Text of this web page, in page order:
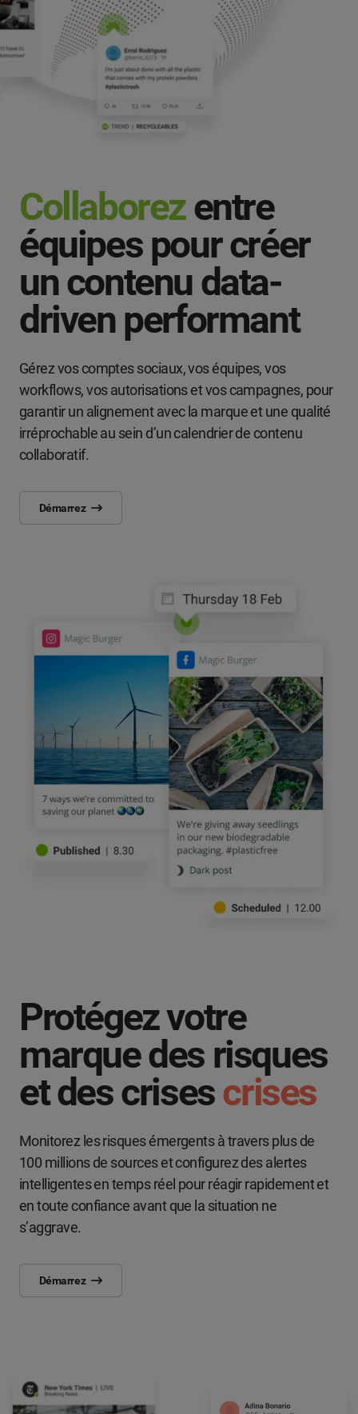
Collaborezentre
équipes pour créer
un contenu data-
driven performant
Gérez vos comptes sociaux, vos équipes, vos
workflows, vos autorisations et vos campagnes, pour
garantir un alignement avec la marque et une qualité
irréprochable au sein d’un calendrier de contenu
collaboratif.
Démarrez
Protégez votre
marque des risques
et des crisescrises
Monitorez les risques émergents à travers plus de
100 millions de sources et configurez des alertes
intelligentes en temps réel pour réagir rapidement et
en toute confiance avant que la situation ne
s’aggrave.
Démarrez